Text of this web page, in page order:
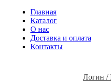
Главная
Каталог
О нас
Доставка и оплата
Контакты
Логин /